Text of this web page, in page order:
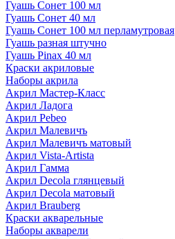
Гуашь Сонет 100 мл
Гуашь Сонет 40 мл
Гуашь Сонет 100 мл перламутровая
Гуашь разная штучно
Гуашь Pinax 40 мл
Краски акриловые
Наборы акрила
Акрил Мастер-Класс
Акрил Ладога
Акрил Pebeo
Акрил Малевичъ
Акрил Малевичъ матовый
Акрил Vista-Artista
Акрил Гамма
Акрил Decola глянцевый
Акрил Decola матовый
Акрил Brauberg
Краски акварельные
Наборы акварели